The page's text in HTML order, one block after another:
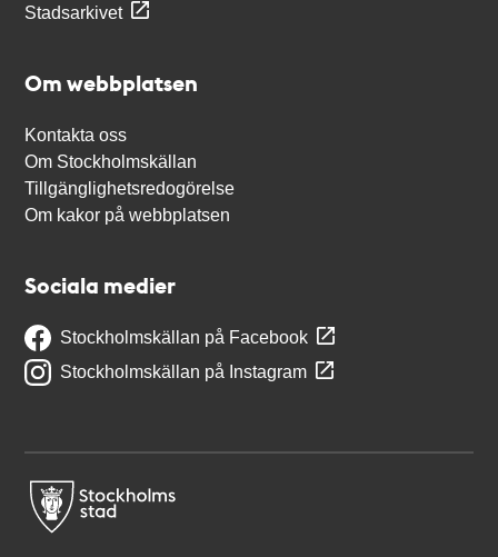
Stadsarkivet
Om webbplatsen
Kontakta oss
Om Stockholmskällan
Tillgänglighetsredogörelse
Om kakor på webbplatsen
Sociala medier
Stockholmskällan på Facebook
Stockholmskällan på Instagram